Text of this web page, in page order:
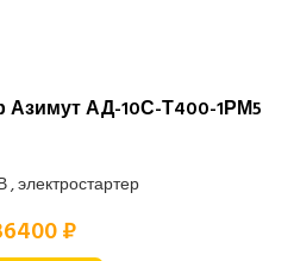
Азимут АД-10С-Т400-1РМ5
, электростартер
₽